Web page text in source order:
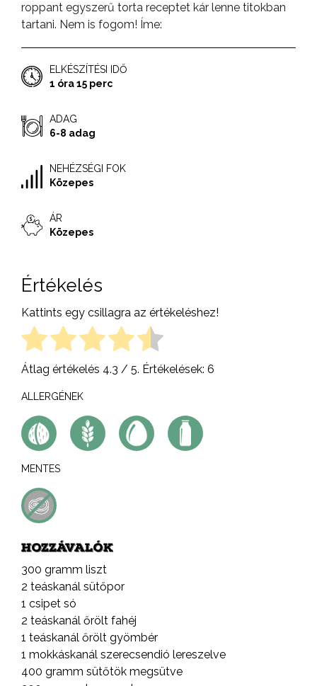
roppant egyszerű torta receptet kár lenne titokban
tartani. Nem is fogom! Íme:
ELKÉSZÍTÉSI IDŐ
1 óra 15 perc
ADAG
6-8 adag
NEHÉZSÉGI FOK
Közepes
ÁR
Közepes
Értékelés
Kattints egy csillagra az értékeléshez!
Átlag értékelés 4.3 / 5. Értékelések: 6
ALLERGÉNEK
MENTES
HOZZÁVALÓK
300 gramm liszt
2 teáskanál sütőpor
1 csipet só
2 teáskanál őrölt fahéj
1 teáskanál őrölt gyömbér
1 mokkáskanál szerecsendió lereszelve
400 gramm sütőtök megsütve